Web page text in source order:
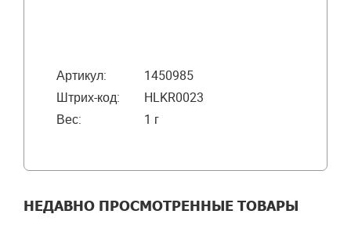
Артикул:
1450985
Штрих-код:
HLKR0023
Вес:
1 г
НЕДАВНО ПРОСМОТРЕННЫЕ ТОВАРЫ